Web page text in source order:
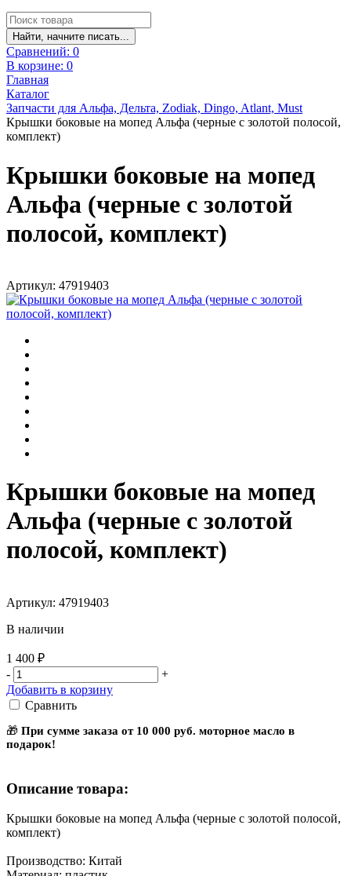
Найти, начните писать...
Сравнений: 0
В корзине: 0
Главная
Каталог
Запчасти для Альфа, Дельта, Zodiak, Dingo, Atlant, Must
Крышки боковые на мопед Альфа (черные с золотой полосой,
комплект)
Крышки боковые на мопед
Альфа (черные с золотой
полосой, комплект)
Артикул: 47919403
Крышки боковые на мопед
Альфа (черные с золотой
полосой, комплект)
Артикул: 47919403
В наличии
1 400 ₽
-
+
Добавить в корзину
Сравнить
🎁 При сумме заказа от 10 000 руб. моторное масло в
подарок!
Описание товара:
Крышки боковые на мопед Альфа (черные с золотой полосой,
комплект)
Производство: Китай